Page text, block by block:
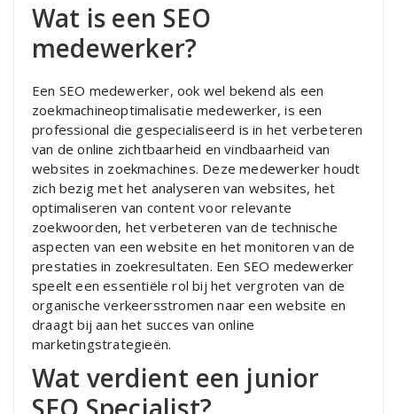
Wat is een SEO
medewerker?
Een SEO medewerker, ook wel bekend als een
zoekmachineoptimalisatie medewerker, is een
professional die gespecialiseerd is in het verbeteren
van de online zichtbaarheid en vindbaarheid van
websites in zoekmachines. Deze medewerker houdt
zich bezig met het analyseren van websites, het
optimaliseren van content voor relevante
zoekwoorden, het verbeteren van de technische
aspecten van een website en het monitoren van de
prestaties in zoekresultaten. Een SEO medewerker
speelt een essentiële rol bij het vergroten van de
organische verkeersstromen naar een website en
draagt bij aan het succes van online
marketingstrategieën.
Wat verdient een junior